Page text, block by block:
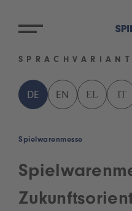
DE EN EL IT
Spielwarenmesse